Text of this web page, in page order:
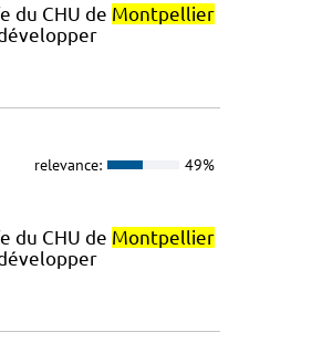
du CHU de Montpellier
relevance: 49%
du CHU de Montpellier